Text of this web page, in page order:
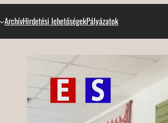
ArchívHirdetési lehetőségekPályázatok